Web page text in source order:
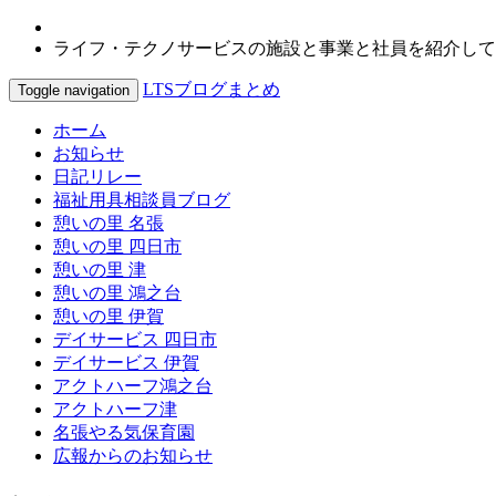
ライフ・テクノサービスの施設と事業と社員を紹介し
Toggle navigation LTSブログまとめ
ホーム
お知らせ
日記リレー
福祉用具相談員ブログ
憩いの里 名張
憩いの里 四日市
憩いの里 津
憩いの里 鴻之台
憩いの里 伊賀
デイサービス 四日市
デイサービス 伊賀
アクトハーフ鴻之台
アクトハーフ津
名張やる気保育園
広報からのお知らせ